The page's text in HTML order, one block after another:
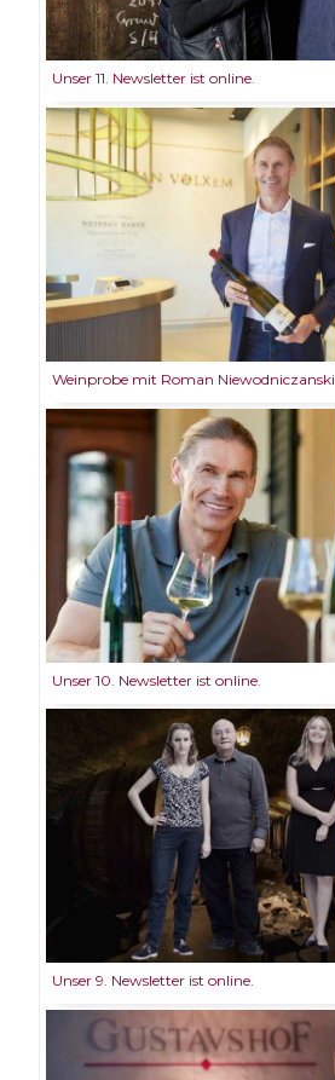
Unser 11. Newsletter ist online.
Weinprobe mit Roman Niewodniczanski
Unser 10. Newsletter ist online.
Unser 9. Newsletter ist online.